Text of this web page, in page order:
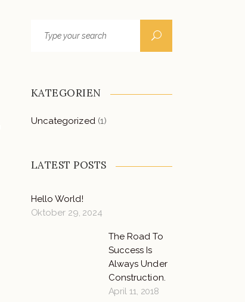
KATEGORIEN
Uncategorized(1)
LATEST POSTS
Hello World!
Oktober 29, 2024
The Road To
Success Is
Always Under
Construction.
April 11, 2018